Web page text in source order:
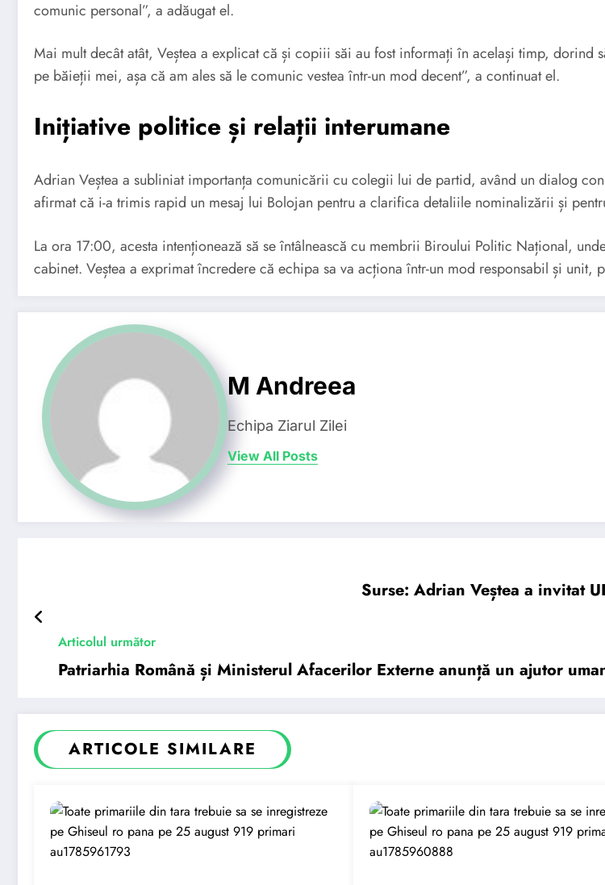
comunic personal”, a adăugat el.
Mai mult decât atât, Veștea a explicat că și copiii săi au fost informați în același timp, dorind
pe băieții mei, așa că am ales să le comunic vestea într-un mod decent”, a continuat el.
Inițiative politice și relații interumane
Adrian Veștea a subliniat importanța comunicării cu colegii lui de partid, având un dialog
afirmat că i-a trimis rapid un mesaj lui Bolojan pentru a clarifica detaliile nominalizării și
La ora 17:00, acesta intenționează să se întâlnească cu membrii Biroului Politic Național,
cabinet. Veștea a exprimat încredere că echipa sa va acționa într-un mod responsabil și
M Andreea
Echipa Ziarul Zilei
View All Posts
Surse: Adrian Veștea a invitat
Articolul următor
Patriarhia Română și Ministerul Afacerilor Externe anunță un ajutor
ARTICOLE SIMILARE